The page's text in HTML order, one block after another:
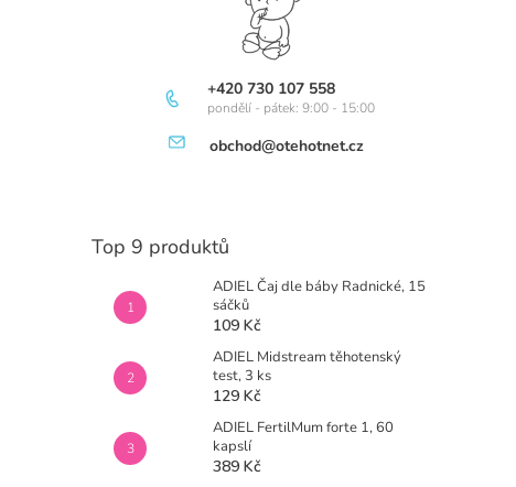
+420 730 107 558
pondělí - pátek: 9:00 - 15:00
obchod@otehotnet.cz
Top 9 produktů
ADIEL Čaj dle báby Radnické, 15
sáčků
109 Kč
ADIEL Midstream těhotenský
test, 3 ks
129 Kč
ADIEL FertilMum forte 1, 60
kapslí
389 Kč